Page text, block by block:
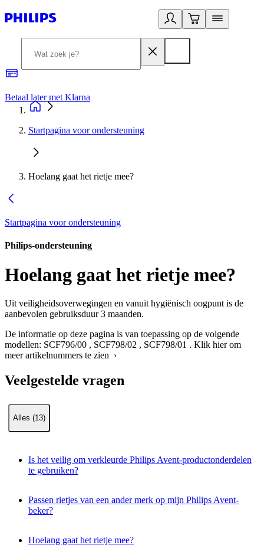
Betaal later met Klarna
Startpagina voor ondersteuning
Hoelang gaat het rietje mee?
Startpagina voor ondersteuning
Philips-ondersteuning
Hoelang gaat het rietje mee?
Uit veiligheidsoverwegingen en vanuit hygiënisch oogpunt is de
aanbevolen gebruiksduur 3 maanden.
De informatie op deze pagina is van toepassing op de volgende
modellen: SCF796/00 , SCF798/02 , SCF798/01 . Klik hier om
meer artikelnummers te zien ›
Veelgestelde vragen
Alles (13)
Is het veilig om verkleurde Philips Avent-productonderdelen
te gebruiken?
Passen rietjes van een ander merk op mijn Philips Avent-
beker?
Hoelang gaat het rietje mee?